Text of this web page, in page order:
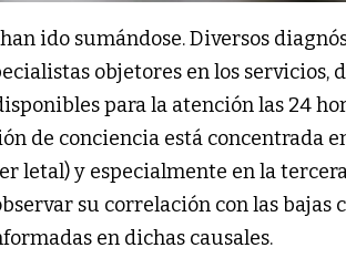
ido sumándose. Diversos
objetores en los servicios,
para la atención las 24
de conciencia está concentrada
letal) y especialmente en la
su correlación con las
en dichas causales.